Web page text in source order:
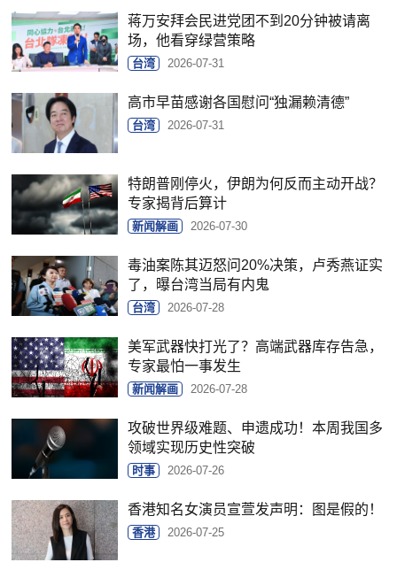
蒋万安拜会民进党团不到20分钟被请离
场，他看穿绿营策略
台湾 2026-07-31
高市早苗感谢各国慰问“独漏赖清德”
台湾 2026-07-31
特朗普刚停火，伊朗为何反而主动开战？
专家揭背后算计
新闻解画 2026-07-30
毒油案陈其迈怒问20%决策，卢秀燕证实
了，曝台湾当局有内鬼
台湾 2026-07-28
美军武器快打光了？高端武器库存告急，
专家最怕一事发生
新闻解画 2026-07-28
攻破世界级难题、申遗成功！本周我国多
领域实现历史性突破
时事 2026-07-26
香港知名女演员宣萱发声明：图是假的！
香港 2026-07-25